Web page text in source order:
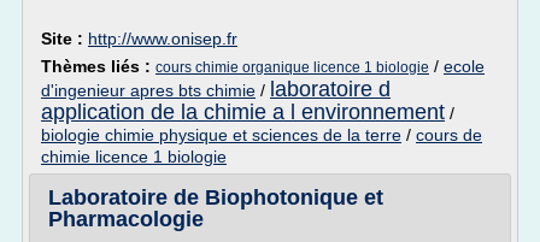
Site : http://www.onisep.fr
Thèmes liés : cours chimie organique licence 1 biologie / ecole
d'ingenieur apres bts chimie / laboratoire d
application de la chimie a l environnement /
biologie chimie physique et sciences de la terre / cours de
chimie licence 1 biologie
Laboratoire de Biophotonique et
Pharmacologie